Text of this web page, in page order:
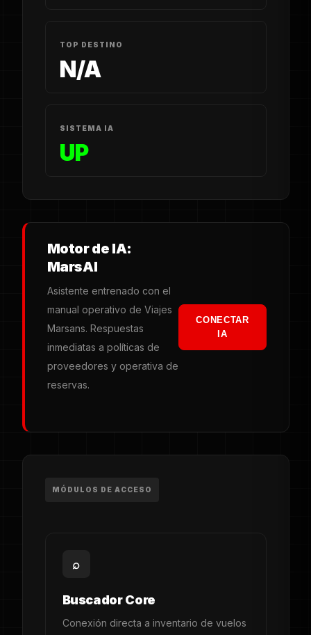
TOP DESTINO
N/A
SISTEMA IA
UP
Motor de IA:
MarsAI
Asistente entrenado con el
manual operativo de Viajes
Marsans. Respuestas
inmediatas a políticas de
proveedores y operativa de
reservas.
CONECTAR
IA
MÓDULOS DE ACCESO
⌕
Buscador Core
Conexión directa a inventario de vuelos